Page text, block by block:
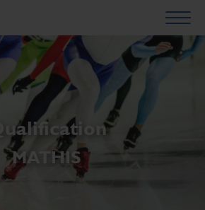
Qualification
MATHIS